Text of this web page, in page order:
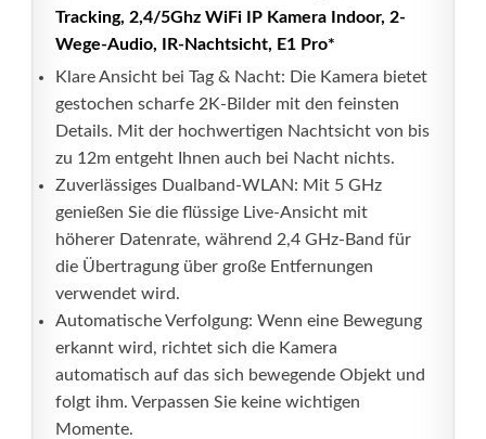
Tracking, 2,4/5Ghz WiFi IP Kamera Indoor, 2-
Wege-Audio, IR-Nachtsicht, E1 Pro*
Klare Ansicht bei Tag & Nacht: Die Kamera bietet
gestochen scharfe 2K-Bilder mit den feinsten
Details. Mit der hochwertigen Nachtsicht von bis
zu 12m entgeht Ihnen auch bei Nacht nichts.
Zuverlässiges Dualband-WLAN: Mit 5 GHz
genießen Sie die flüssige Live-Ansicht mit
höherer Datenrate, während 2,4 GHz-Band für
die Übertragung über große Entfernungen
verwendet wird.
Automatische Verfolgung: Wenn eine Bewegung
erkannt wird, richtet sich die Kamera
automatisch auf das sich bewegende Objekt und
folgt ihm. Verpassen Sie keine wichtigen
Momente.